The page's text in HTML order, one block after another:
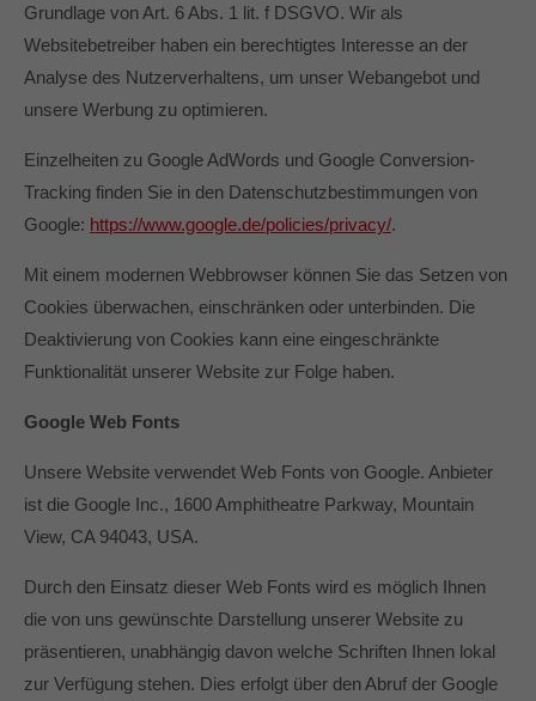
Grundlage von Art. 6 Abs. 1 lit. f DSGVO. Wir als
Websitebetreiber haben ein berechtigtes Interesse an der
Analyse des Nutzerverhaltens, um unser Webangebot und
unsere Werbung zu optimieren.
Einzelheiten zu Google AdWords und Google Conversion-
Tracking finden Sie in den Datenschutzbestimmungen von
Google: https://www.google.de/policies/privacy/.
Mit einem modernen Webbrowser können Sie das Setzen von
Cookies überwachen, einschränken oder unterbinden. Die
Deaktivierung von Cookies kann eine eingeschränkte
Funktionalität unserer Website zur Folge haben.
Google Web Fonts
Unsere Website verwendet Web Fonts von Google. Anbieter
ist die Google Inc., 1600 Amphitheatre Parkway, Mountain
View, CA 94043, USA.
Durch den Einsatz dieser Web Fonts wird es möglich Ihnen
die von uns gewünschte Darstellung unserer Website zu
präsentieren, unabhängig davon welche Schriften Ihnen lokal
zur Verfügung stehen. Dies erfolgt über den Abruf der Google